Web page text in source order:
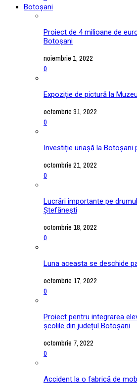
Botoșani
Proiect de 4 milioane de
Botoșani
noiembrie 1, 2022
0
Expoziție de pictură la
octombrie 31, 2022
0
Investiție uriașă la Botoșani
octombrie 21, 2022
0
Lucrări importante pe
Ștefănești
octombrie 18, 2022
0
Luna aceasta se deschide
octombrie 17, 2022
0
Proiect pentru integrarea
școlile din județul Botoșani
octombrie 7, 2022
0
Accident la o fabrică de